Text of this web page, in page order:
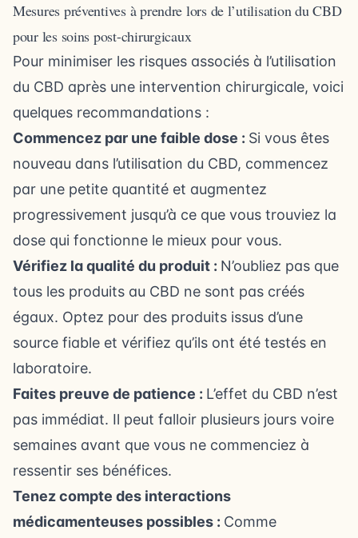
Mesures préventives à prendre lors de l’utilisation du CBD
pour les soins post-chirurgicaux
Pour minimiser les risques associés à l’utilisation
du CBD après une intervention chirurgicale, voici
quelques recommandations :
Commencez par une faible dose : Si vous êtes
nouveau dans l’utilisation du CBD, commencez
par une petite quantité et augmentez
progressivement jusqu’à ce que vous trouviez la
dose qui fonctionne le mieux pour vous.
Vérifiez la qualité du produit : N’oubliez pas que
tous les produits au CBD ne sont pas créés
égaux. Optez pour des produits issus d’une
source fiable et vérifiez qu’ils ont été testés en
laboratoire.
Faites preuve de patience : L’effet du CBD n’est
pas immédiat. Il peut falloir plusieurs jours voire
semaines avant que vous ne commenciez à
ressentir ses bénéfices.
Tenez compte des interactions
médicamenteuses possibles : Comme